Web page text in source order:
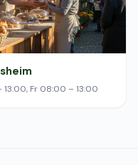
13:00, Fr 08:00 – 13:00